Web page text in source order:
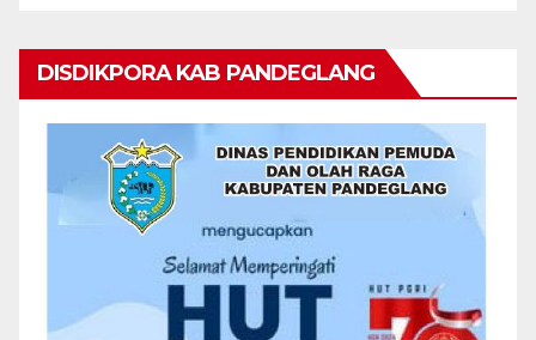
DISDIKPORA KAB PANDEGLANG